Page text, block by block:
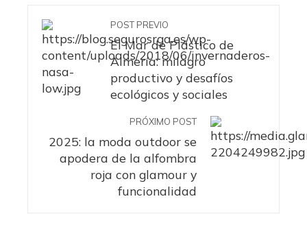
POST PREVIO
El Mar de Plástico de
Almería: milagro
productivo y desafíos
ecológicos y sociales
PRÓXIMO POST
2025: la moda outdoor se
apodera de la alfombra
roja con glamour y
funcionalidad